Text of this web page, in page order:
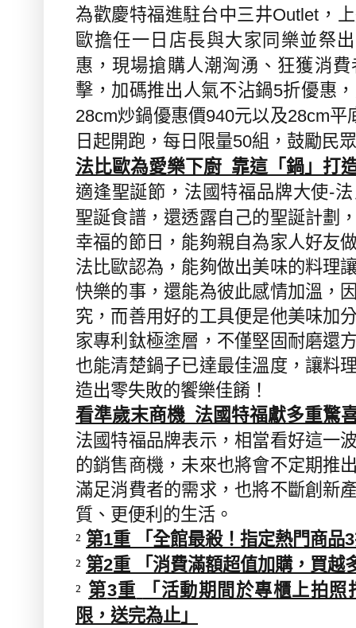
為歡慶特福進駐台中三井Outlet ，
歐擔任一日店長與大家同樂並祭
惠，現場搶購人潮洶湧、狂獲消
擊，加碼推出人氣不沾鍋5折優惠
28cm炒鍋優惠價940元以及28cm平
日起開跑，每日限量50組，鼓勵民
法比歐為愛樂下廚 靠這「鍋」打
適逢聖誕節，法國特福品牌大使-
聖誕食譜，還透露自己的聖誕計劃
幸福的節日，能夠親自為家人好友
法比歐認為，能夠做出美味的料理
快樂的事，還能為彼此感情加溫，
究，而善用好的工具便是他美味加
家專利鈦極塗層，不僅堅固耐磨還
也能清楚鍋子已達最佳溫度，讓料
造出零失敗的饗樂佳餚！
看準歲末商機 法國特福獻多重驚
法國特福品牌表示，相當看好這一
的銷售商機，未來也將會不定期推
滿足消費者的需求，也將不斷創新
質、更便利的生活。
² 第1重 「全館最殺！指定熱門商品3
² 第2重 「消費滿額超值加購，買越
² 第3重
「活動期間於專櫃上拍
限，送完為止」